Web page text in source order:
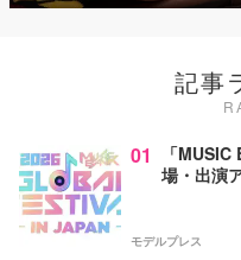
記事
01
「
場・出演
モデルプレス